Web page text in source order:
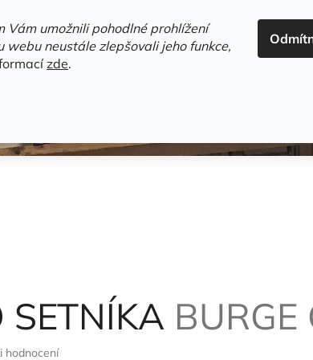
Vám umožnili pohodlné prohlížení
webu neustále zlepšovali jeho funkce,
zde.
HLEDAT
SETNÍKA BURGE
hodnocení